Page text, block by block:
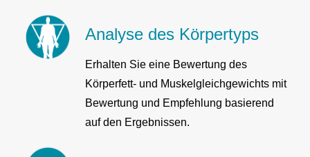
Analyse des Körpertyps
Erhalten Sie eine Bewertung des
Körperfett- und Muskelgleichgewichts mit
Bewertung und Empfehlung basierend
auf den Ergebnissen.